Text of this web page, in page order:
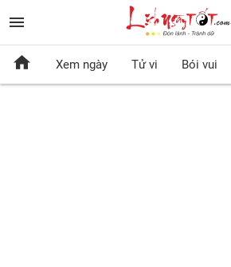
Xem ngày Tử vi Bói vui